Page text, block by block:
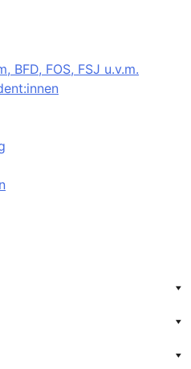
BFD, FOS, FSJ u.v.m.